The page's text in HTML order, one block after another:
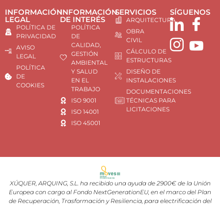
INFORMACIÓN
LEGAL
POLÍTICA DE
PRIVACIDAD
AVISO
LEGAL
POLÍTICA
DE
COOKIES
INFORMACIÓN
DE INTERÉS
POLÍTICA
DE
CALIDAD,
GESTIÓN
AMBIENTAL
Y SALUD
EN EL
TRABAJO
ISO 9001
ISO 14001
ISO 45001
SERVICIOS
ARQUITECTURA
OBRA
CIVIL
CÁLCULO DE
ESTRUCTURAS
DISEÑO DE
INSTALACIONES
DOCUMENTACIONES
TÉCNICAS PARA
LICITACIONES
SÍGUENOS
XÚQUER, ARQUING, S.L. ha recibido una ayuda de 2900€ de la Unión
Europea con cargo al Fondo NextGenerationEU, en el marco del Plan
de Recuperación, Trasformación y Resiliencia, para electrificación del